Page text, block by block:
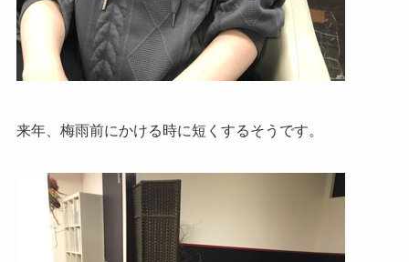
来年、梅雨前にかける時に短くするそうです。